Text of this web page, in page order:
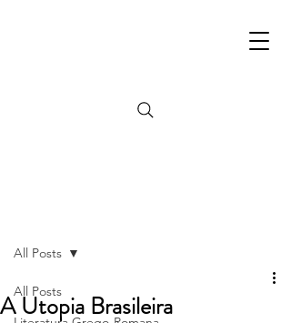
All Posts
All Posts
A Utopia Brasileira